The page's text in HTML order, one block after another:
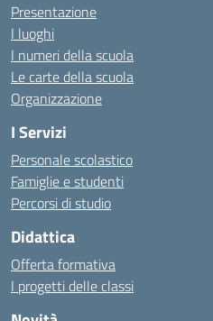
Presentazione
I luoghi
I numeri della scuola
Le carte della scuola
Organizzazione
I Servizi
Personale scolastico
Famiglie e studenti
Percorsi di studio
Didattica
Offerta formativa
I progetti delle classi